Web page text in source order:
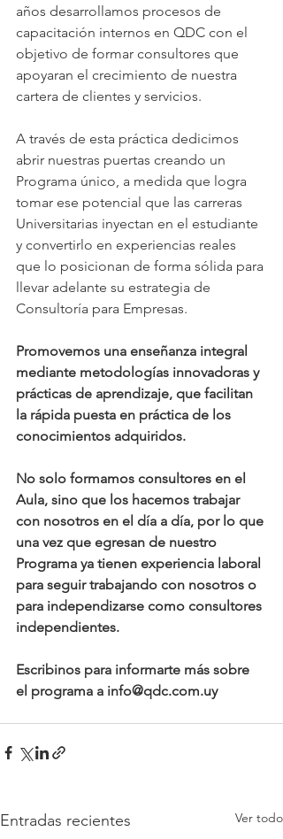
años desarrollamos procesos de
capacitación internos en QDC con el
objetivo de formar consultores que
apoyaran el crecimiento de nuestra
cartera de clientes y servicios.
A través de esta práctica dedicimos
abrir nuestras puertas creando un
Programa único, a medida que logra
tomar ese potencial que las carreras
Universitarias inyectan en el estudiante
y convertirlo en experiencias reales
que lo posicionan de forma sólida para
llevar adelante su estrategia de
Consultoría para Empresas.
Promovemos una enseñanza integral
mediante metodologías innovadoras y
prácticas de aprendizaje, que facilitan
la rápida puesta en práctica de los
conocimientos adquiridos.
No solo formamos consultores en el
Aula, sino que los hacemos trabajar
con nosotros en el día a día, por lo que
una vez que egresan de nuestro
Programa ya tienen experiencia laboral
para seguir trabajando con nosotros o
para independizarse como consultores
independientes.
Escribinos para informarte más sobre
el programa a info@qdc.com.uy
Entradas recientes Ver todo